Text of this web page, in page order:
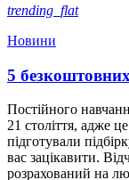
trending_flat
Новини
5
Постійного
21 століття, адже
підготували
вас зацікавити.
розрахований на